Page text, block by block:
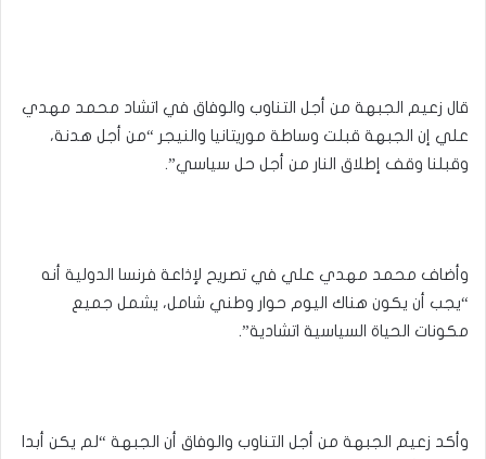
قال زعيم الجبهة من أجل التناوب والوفاق في اتشاد محمد مهدي
علي إن الجبهة قبلت وساطة موريتانيا والنيجر “من أجل هدنة،
وقبلنا وقف إطلاق النار من أجل حل سياسي”.
وأضاف محمد مهدي علي في تصريح لإذاعة فرنسا الدولية أنه
“يجب أن يكون هناك اليوم حوار وطني شامل، يشمل جميع
مكونات الحياة السياسية اتشادية”.
وأكد زعيم الجبهة من أجل التناوب والوفاق أن الجبهة “لم يكن أبدا